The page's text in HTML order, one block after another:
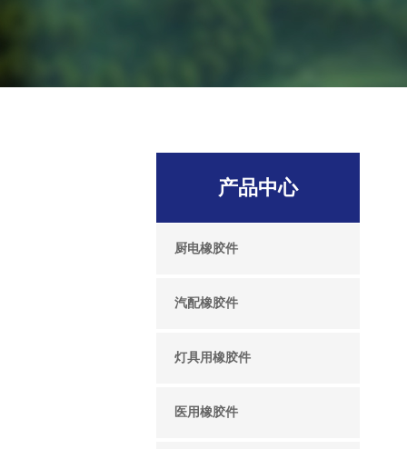
产品中心
厨电橡胶件
汽配橡胶件
灯具用橡胶件
医用橡胶件